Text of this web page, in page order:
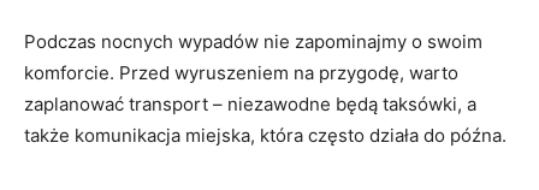
Podczas nocnych wypadów nie zapominajmy o swoim
komforcie. Przed wyruszeniem na przygodę, warto
zaplanować transport – niezawodne będą taksówki, a
także komunikacja miejska, która często działa do późna.